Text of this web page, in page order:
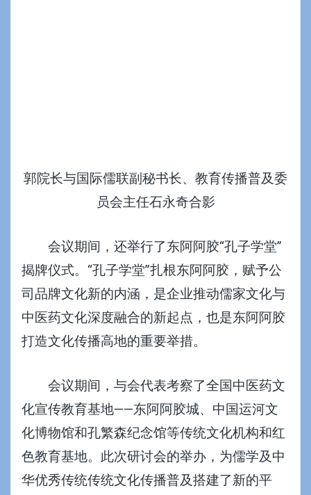
郭院长与国际儒联副秘书长、教育传播普及委
员会主任石永奇合影
会议期间，还举行了东阿阿胶“孔子学堂”
揭牌仪式。“孔子学堂”扎根东阿阿胶，赋予公
司品牌文化新的内涵，是企业推动儒家文化与
中医药文化深度融合的新起点，也是东阿阿胶
打造文化传播高地的重要举措。
会议期间，与会代表考察了全国中医药文
化宣传教育基地——东阿阿胶城、中国运河文
化博物馆和孔繁森纪念馆等传统文化机构和红
色教育基地。此次研讨会的举办，为儒学及中
华优秀传统传统文化传播普及搭建了新的平